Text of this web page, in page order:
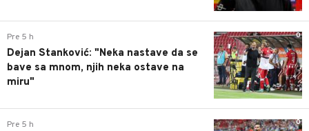
0
Pre 5 h
Dejan Stanković: "Neka nastave da se
bave sa mnom, njih neka ostave na
miru"
0
Pre 5 h